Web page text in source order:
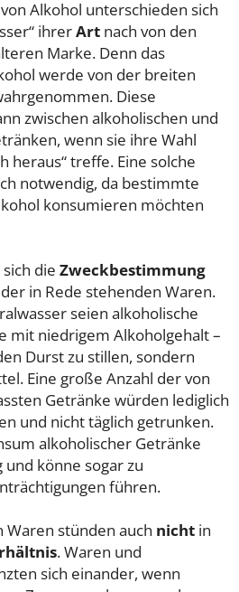
Alkohol unterschieden sich
ihrerArt nach von den
Marke. Denn das
werde von der breiten
Diese
zwischen alkoholischen und
wenn sie ihre Wahl
heraus“ treffe. Eine solche
notwendig, da bestimmte
konsumieren möchten
die Zweckbestimmung
der in Rede stehenden Waren.
seien alkoholische
mit niedrigem Alkoholgehalt –
Durst zu stillen, sondern
Eine große Anzahl der von
Getränke würden lediglich
und nicht täglich getrunken.
alkoholischer Getränke
könne sogar zu
führen.
Waren stünden auch nicht in
. Waren und
sich einander, wenn